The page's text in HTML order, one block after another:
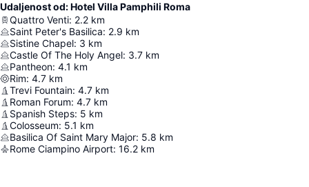
Udaljenost od: Hotel Villa Pamphili Roma
Quattro Venti: 2.2 km
Saint Peter's Basilica: 2.9 km
Sistine Chapel: 3 km
Castle Of The Holy Angel: 3.7 km
Pantheon: 4.1 km
Rim: 4.7 km
Trevi Fountain: 4.7 km
Roman Forum: 4.7 km
Spanish Steps: 5 km
Colosseum: 5.1 km
Basilica Of Saint Mary Major: 5.8 km
Rome Ciampino Airport: 16.2 km